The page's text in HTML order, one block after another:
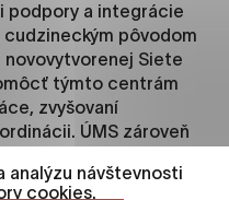
podpory a integrácie
pôvodom
novovytvorenej Siete
týmto centrám
zvyšovaní
ÚMS zároveň
inak hrozí, že
analýzu návštevnosti
cookies.
prevádzkovateľovi
stránok stránku
optimalizovať a
Všetky dáta sa
ich spojiť s